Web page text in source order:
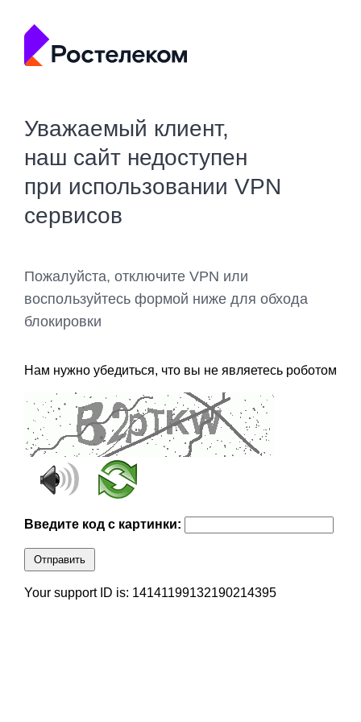
Уважаемый клиент,
наш сайт недоступен
при использовании VPN
сервисов
Пожалуйста, отключите VPN или
воспользуйтесь формой ниже для обхода
блокировки
Нам нужно убедиться, что вы не являетесь роботом
Введите код с картинки:
Отправить
Your support ID is: 14141199132190214395